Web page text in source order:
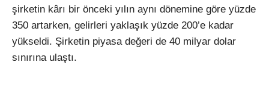
şirketin kârı bir önceki yılın aynı dönemine göre yüzde
350 artarken, gelirleri yaklaşık yüzde 200’e kadar
yükseldi. Şirketin piyasa değeri de 40 milyar dolar
sınırına ulaştı.